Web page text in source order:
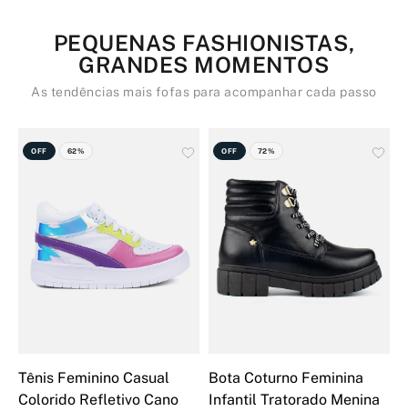
PEQUENAS FASHIONISTAS,
GRANDES MOMENTOS
As tendências mais fofas para acompanhar cada passo
OFF 62%
Tênis Feminino Casual
Colorido Refletivo Cano
OFF 72%
Bota Coturno Feminina
Infantil Tratorado Menina